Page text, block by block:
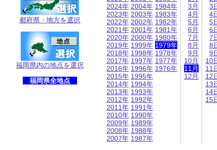
都府県・地方を選択
福岡県内の地点を選択
福岡県全地点
2024年
2023年
2022年
2021年
2020年
2019年
2018年
2017年
2016年
2015年
2014年
2013年
2012年
2011年
2010年
2009年
2008年
2007年
2004年
2003年
2002年
2001年
2000年
1999年
1998年
1997年
1996年
1995年
1994年
1993年
1992年
1991年
1990年
1989年
1988年
1987年
1984年
1983年
1982年
1981年
1980年
1979年
1978年
1977年
1976年
3月
4月
5月
6月
7月
8月
9月
10月
11月
12月
3
4
5
6
7
8
9
10
11
12
13
14
15